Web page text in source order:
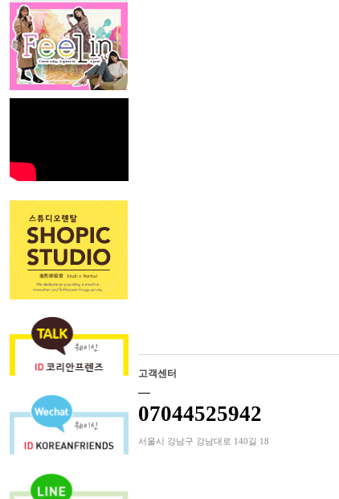
고객센터
07044525942
서울시 강남구 강남대로 140길 18